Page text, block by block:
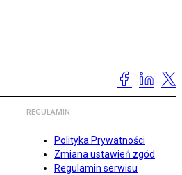
REGULAMIN
Polityka Prywatności
Zmiana ustawień zgód
Regulamin serwisu